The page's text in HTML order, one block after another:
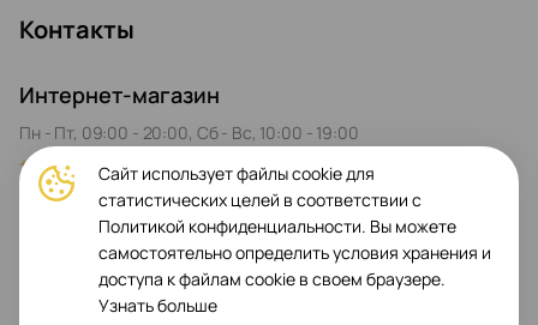
Контакты
Интернет-магазин
Пн - Пт, 09:00 - 20:00, Сб - Вс, 10:00 - 19:00
+35725041660
+35796436824
Доставка по всей территории Республики Кипр: Никосия,
Лимасол, Ларнака, Пафос
Магазин Prestigio Plaza
Пн - Пт, 09:00 - 20:00, Сб 10:00 - 17:00
Сайт использует файлы cookie для
статистических целей в соответствии с
Политикой конфиденциальности. Вы можете
самостоятельно определить условия хранения и
доступа к файлам cookie в своем браузере.
Узнать больше